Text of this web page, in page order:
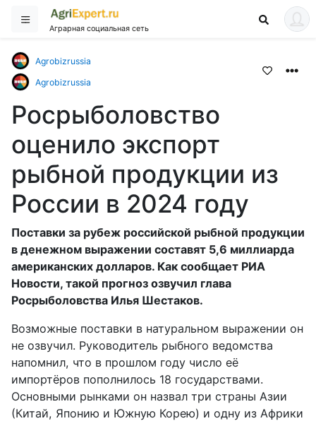
Аграрная социальная сеть
Agrobizrussia
Agrobizrussia
Росрыболовство
оценило экспорт
рыбной продукции из
России в 2024 году
Поставки за рубеж российской рыбной продукции
в денежном выражении составят 5,6 миллиарда
американских долларов. Как сообщает РИА
Новости, такой прогноз озвучил глава
Росрыболовства Илья Шестаков.
Возможные поставки в натуральном выражении он
не озвучил. Руководитель рыбного ведомства
напомнил, что в прошлом году число её
импортёров пополнилось 18 государствами.
Основными рынками он назвал три страны Азии
(Китай, Японию и Южную Корею) и одну из Африки